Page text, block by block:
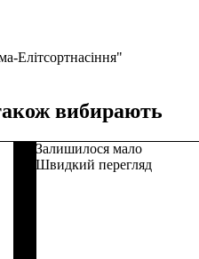
Елітсортнасіння"
вибирають
Залишилося мало
Швидкий перегляд